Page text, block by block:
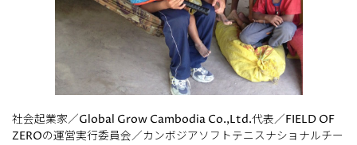
社会起業家／Global Grow Cambodia Co.,Ltd.代表／FIELD OF
ZEROの運営実行委員会／カンボジアソフトテニスナショナルチー